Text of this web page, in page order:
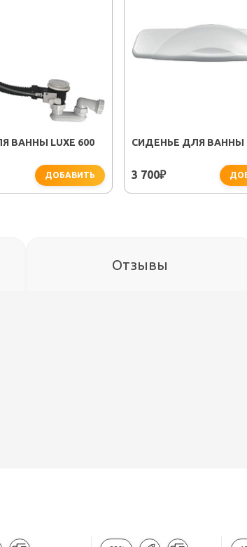
ВАННЫ LUXE 600
ДОБАВИТЬ
СИДЕНЬЕ ДЛЯ ВАННЫ
3 700₽
Отзывы